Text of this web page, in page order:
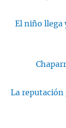
El niño llega
La reputación